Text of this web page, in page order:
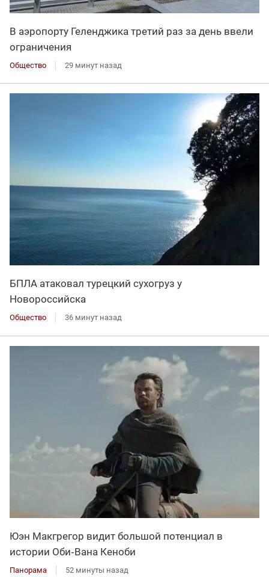
В аэропорту Геленджика третий раз за день ввели
ограничения
Общество 29 минут назад
БПЛА атаковал турецкий сухогруз у
Новороссийска
Общество 36 минут назад
Юэн Макгрегор видит большой потенциал в
истории Оби‑Вана Кеноби
Панорама 52 минуты назад